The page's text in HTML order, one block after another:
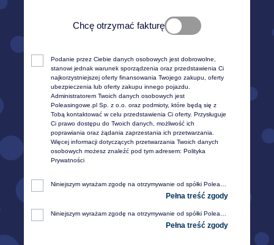
Chcę otrzymać fakturę
Zgodnie z obowiązującym prawem aby wystawić fakturę
trzeba podać NIP przed transakcją.
W innym przypadku wystawienie jej nie będzie możliwe.
Podanie przez Ciebie danych osobowych jest dobrowolne,
stanowi jednak warunek sporządzenia oraz przedstawienia Ci
najkorzystniejszej oferty finansowania Twojego zakupu, oferty
ubezpieczenia lub oferty zakupu innego pojazdu.
Administratorem Twoich danych osobowych jest
Poleasingowe.pl Sp. z o.o. oraz podmioty, które będą się z
Tobą kontaktować w celu przedstawienia Ci oferty. Przysługuje
Ci prawo dostępu do Twoich danych, możliwość ich
poprawiania oraz żądania zaprzestania ich przetwarzania.
Więcej informacji dotyczących przetwarzania Twoich danych
osobowych możesz znaleźć pod tym adresem: Polityka
Prywatności